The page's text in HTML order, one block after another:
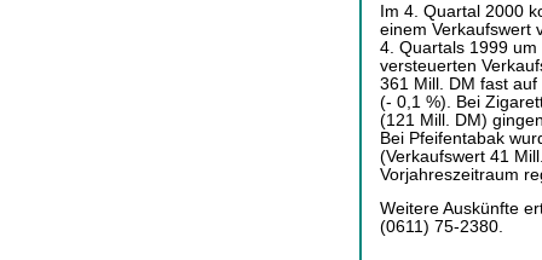
Im 4. Quartal 2000
einem Verkaufswert
4. Quartals 1999
versteuerten
361 Mill. DM fast
(- 0,1 %). Bei
(121 Mill. DM)
Bei Pfeifentabak
(Verkaufswert 41
Vorjahreszeitraum
Weitere Auskünfte
(0611) 75-2380.